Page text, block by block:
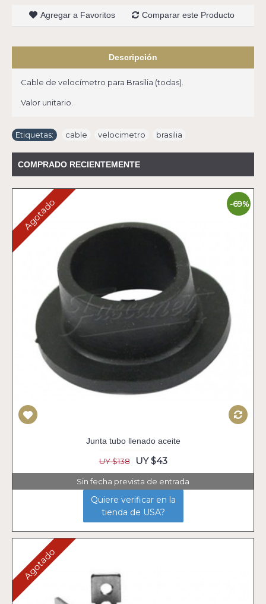
Agregar a Favoritos Comparar este Producto
Descripción
Cable de velocímetro para Brasilia (todas).
Valor unitario.
Etiquetas: cable velocimetro brasilia
COMPRADO RECIENTEMENTE
-69%
Agotado
Junta tubo llenado aceite
UY $138 UY $43
Sin fecha prevista de entrada
Quiere verificar en la
tienda de USA?
Agotado